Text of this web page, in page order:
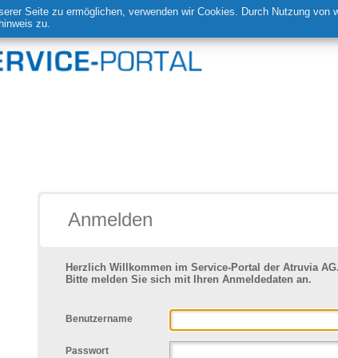
Seite zu ermöglichen, verwenden wir Cookies. Durch Nutzung von
zu.
Anmelden
Herzlich Willkommen im Service-Portal der Atruvia AG.
Bitte melden Sie sich mit Ihren Anmeldedaten an.
Benutzername
Passwort